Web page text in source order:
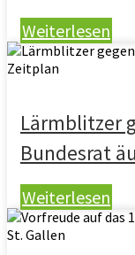
Weiterlesen
Lärmblitzer
Bundesrat
Weiterlesen